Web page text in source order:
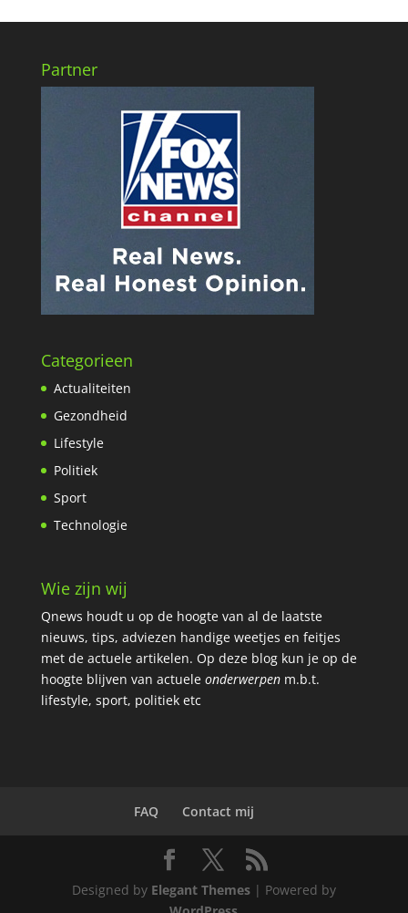
Partner
Categorieen
Actualiteiten
Gezondheid
Lifestyle
Politiek
Sport
Technologie
Wie zijn wij
Qnews houdt u op de hoogte van al de laatste
nieuws, tips, adviezen handige weetjes en feitjes
met de actuele artikelen. Op deze blog kun je op de
hoogte blijven van actuele onderwerpenm.b.t.
lifestyle, sport, politiek etc
FAQ Contact mij
Designed by Elegant Themes| Powered by